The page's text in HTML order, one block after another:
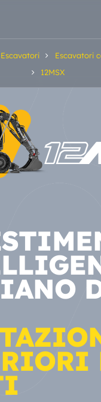
Escavatori
Escavatori
12MSX